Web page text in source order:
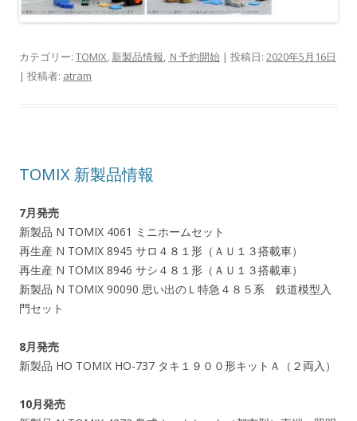
カテゴリー: TOMIX, 新製品情報, Ｎ予約開始 | 投稿日: 2020年5月16日
| 投稿者: atram
TOMIX 新製品情報
7月発売
新製品 N TOMIX 4061 ミニホームセット
再生産 N TOMIX 8945 サロ４８１形（ＡＵ１３搭載車）
再生産 N TOMIX 8946 サシ４８１形（ＡＵ１３搭載車）
新製品 N TOMIX 90090 思い出のＬ特急４８５系 鉄道模型入
門セット
8月発売
新製品 HO TOMIX HO-737 タキ１９００形キットＡ（２両入）
10月発売